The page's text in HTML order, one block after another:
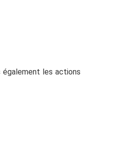
également les actions